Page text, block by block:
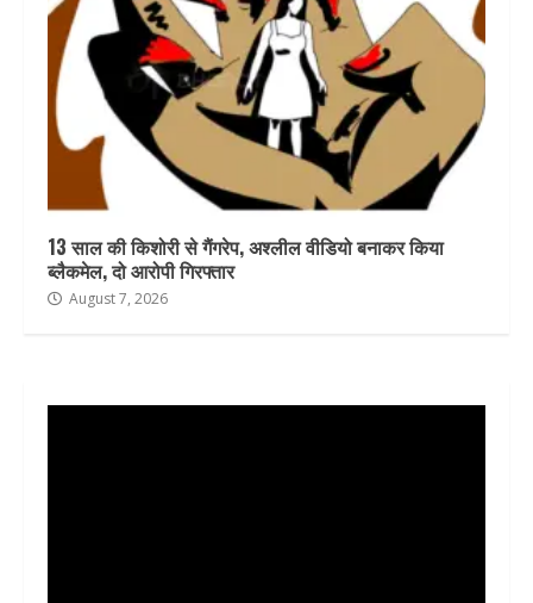
13 साल की किशोरी से गैंगरेप, अश्लील वीडियो बनाकर किया
ब्लैकमेल, दो आरोपी गिरफ्तार
August 7, 2026